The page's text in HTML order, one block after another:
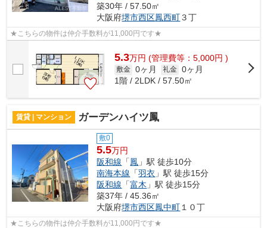
築30年 / 57.50㎡
大阪府堺市西区鳳西町３丁
★こちらの物件は仲介手数料が11,000円です★
5.3万円 (管理費等：5,000円 )
敷金 0ヶ月 礼金 0ヶ月
1階 / 2LDK / 57.50㎡
賃貸 | マンション ガーデンハイツ鳳
敷0
5.5万円
阪和線 「鳳 」駅 徒歩10分
南海本線 「羽衣 」駅 徒歩15分
阪和線 「富木 」駅 徒歩15分
築37年 / 45.36㎡
大阪府堺市西区鳳中町 １０丁
★こちらの物件は仲介手数料が11,000円です★